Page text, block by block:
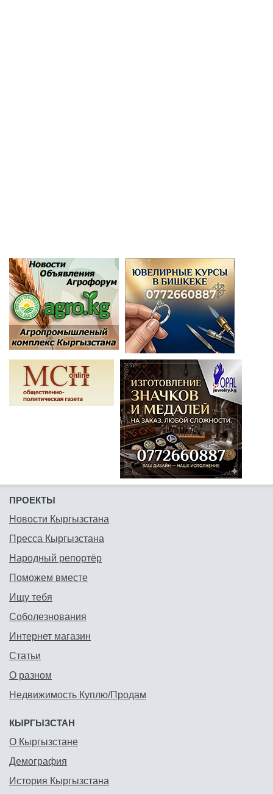
ПРОЕКТЫ
Новости Кыргызстана
Пресса Кыргызстана
Народный репортёр
Поможем вместе
Ищу тебя
Соболезнования
Интернет магазин
Статьи
О разном
Недвижимость Куплю/Продам
КЫРГЫЗСТАН
О Кыргызстане
Демография
История Кыргызстана